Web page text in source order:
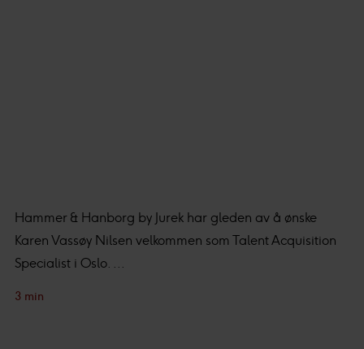
Hammer & Hanborg by Jurek har gleden av å ønske
Karen Vassøy Nilsen velkommen som Talent Acquisition
Specialist i Oslo. ...
3 min